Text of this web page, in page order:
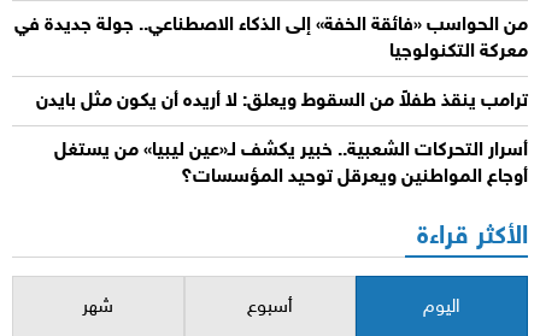
من الحواسب «فائقة الخفة» إلى الذكاء الاصطناعي.. جولة جديدة في
معركة التكنولوجيا
ترامب ينقذ طفلاً من السقوط ويعلق: لا أريده أن يكون مثل بايدن
أسرار التحركات الشعبية.. خبير يكشف لـ«عين ليبيا» من يستغل
أوجاع المواطنين ويعرقل توحيد المؤسسات؟
الأكثر قراءة
اليوم أسبوع شهر